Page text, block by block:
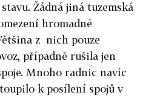
Žádná jiná tuzemská
hromadné
z nich pouze
případně rušila jen
Mnoho radnic navíc
k posílení spojů v